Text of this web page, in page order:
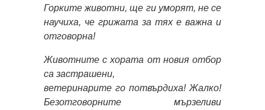
Горките животни, ще ги уморят, не се
научиха, че грижата за тях е важна и
отговорна!
Животните с хората от новия отбор
са застрашени,
ветеринарите го потвърдиха! Жалко!
Безотговорните мързеливи